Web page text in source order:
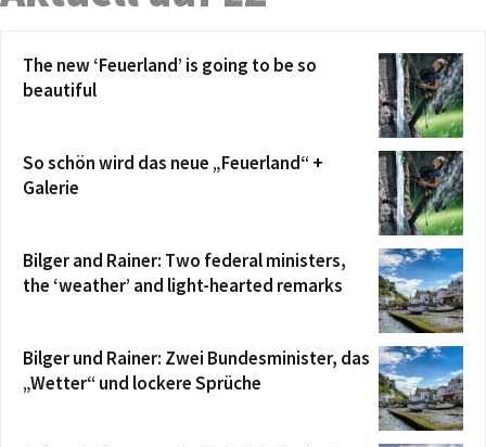
The new ‘Feuerland’ is going to be so
beautiful
So schön wird das neue „Feuerland“ +
Galerie
Bilger and Rainer: Two federal ministers,
the ‘weather’ and light-hearted remarks
Bilger und Rainer: Zwei Bundesminister, das
„Wetter“ und lockere Sprüche